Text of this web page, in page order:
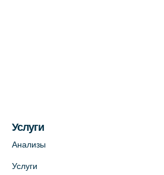
Услуги
Анализы
Услуги